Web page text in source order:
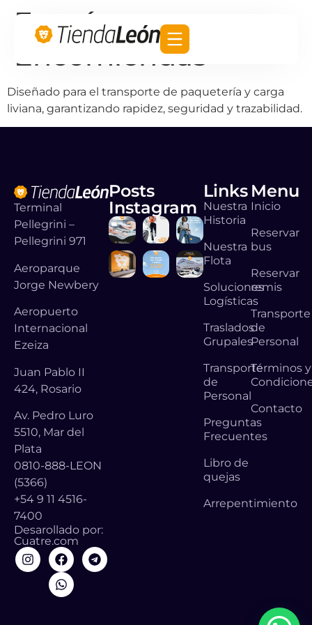
Furgón
Encomiendas
Diseñado para el transporte de paquetería y carga
liviana, garantizando rapidez, seguridad y trazabilidad.
Terminal
Pellegrini –
Pellegrini 971
Aeroparque
Jorge Newbery
Aeropuerto
Internacional
Ezeiza
Juan Pablo II
424, Rosario
Av. Pedro Luro
5510, Mar del
Plata
0810-888-LEON
(5366)
+54 9 11 4516-
7400
Desarollado por:
Cuatre.com
Links
Nuestra
Historia
Nuestra
Flota
Soluciones
Logísticas
Traslados
Grupales
Transporte
de
Personal
Preguntas
Frecuentes
Libro de
quejas
Arrepentimiento
Menu
Inicio
Reservar
bus
Reservar
remis
Transporte
de
Personal
Términos y
Contacto
Posts
Instagram